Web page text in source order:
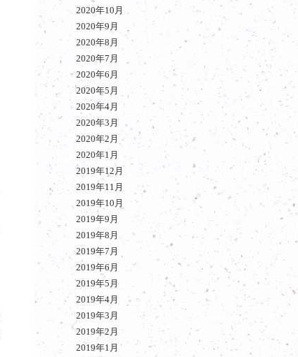
2020年10月
2020年9月
2020年8月
2020年7月
2020年6月
2020年5月
2020年4月
2020年3月
2020年2月
2020年1月
2019年12月
2019年11月
2019年10月
2019年9月
2019年8月
2019年7月
2019年6月
2019年5月
2019年4月
2019年3月
2019年2月
2019年1月